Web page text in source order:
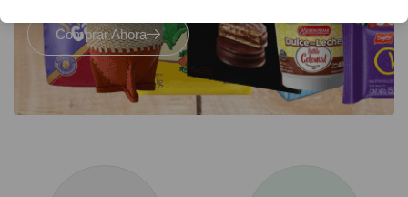
Comprar Ahora